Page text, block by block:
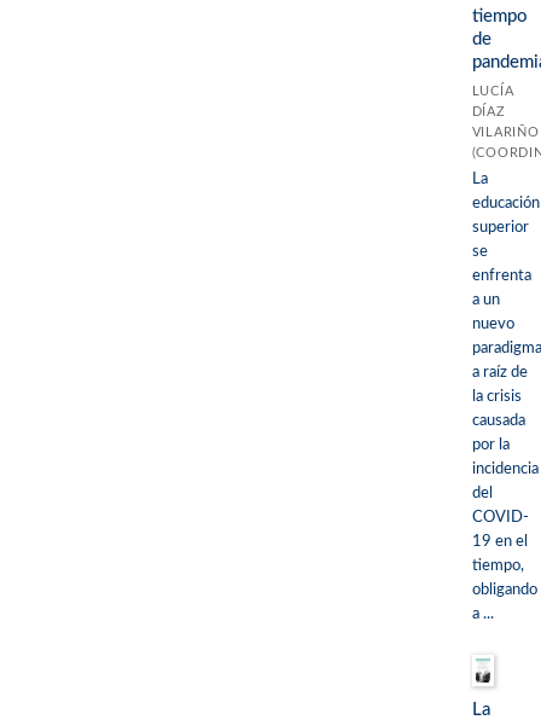
tiempo
de
LUCÍA
DÍAZ
VILARIÑO
La
educación
superior
se
enfrenta
a un
nuevo
paradigma
a raíz de
la crisis
causada
por la
incidencia
del
COVID-
19 en el
tiempo,
obligando
a ...
La